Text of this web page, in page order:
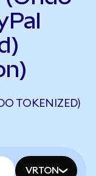
TOKENIZED)
VRTON